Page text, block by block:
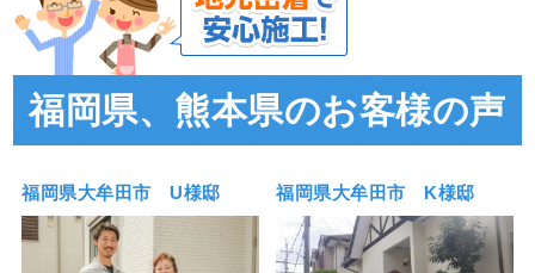
福岡県、熊本県のお客様の声
福岡県大牟田市 U様邸 福岡県大牟田市 K様邸